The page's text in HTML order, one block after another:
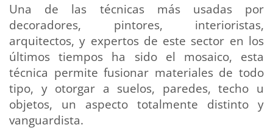
Una de las técnicas más usadas por
decoradores, pintores, interioristas,
arquitectos, y expertos de este sector en los
últimos tiempos ha sido el mosaico, esta
técnica permite fusionar materiales de todo
tipo, y otorgar a suelos, paredes, techo u
objetos, un aspecto totalmente distinto y
vanguardista.